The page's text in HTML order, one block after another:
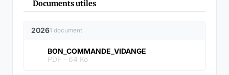
Documents utiles
20261 document
BON_COMMANDE_VIDANGE
PDF - 64 Ko